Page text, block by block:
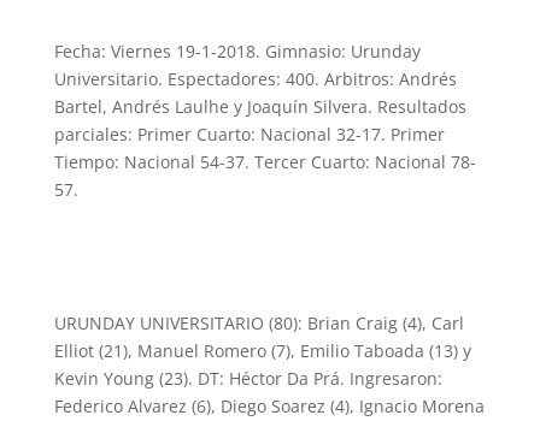
Fecha: Viernes 19-1-2018. Gimnasio: Urunday
Universitario. Espectadores: 400. Arbitros: Andrés
Bartel, Andrés Laulhe y Joaquín Silvera. Resultados
parciales: Primer Cuarto: Nacional 32-17. Primer
Tiempo: Nacional 54-37. Tercer Cuarto: Nacional 78-
57.
URUNDAY UNIVERSITARIO (80): Brian Craig (4), Carl
Elliot (21), Manuel Romero (7), Emilio Taboada (13) y
Kevin Young (23). DT: Héctor Da Prá. Ingresaron:
Federico Alvarez (6), Diego Soarez (4), Ignacio Morena